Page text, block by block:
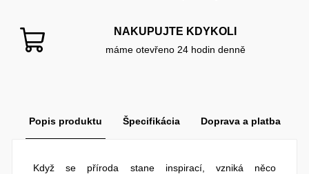
NAKUPUJTE KDYKOLI
máme otevřeno 24 hodin denně
Popis produktu Špecifikácia Doprava a platba
Když se příroda stane inspirací, vzniká něco